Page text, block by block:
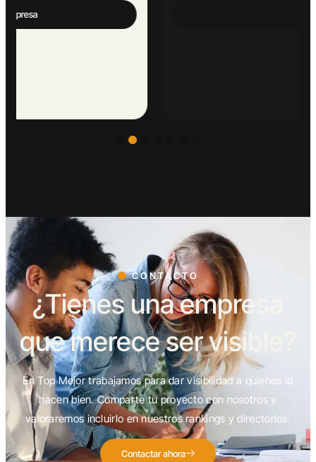
Ver empresa
CONTACTO
¿Tienes una empresa
que merece ser visible?
En Top Mejor trabajamos para dar visibilidad a quienes lo
hacen bien. Comparte tu proyecto con nosotros y
valoraremos incluirlo en nuestros rankings y directorios.
Contactar ahora